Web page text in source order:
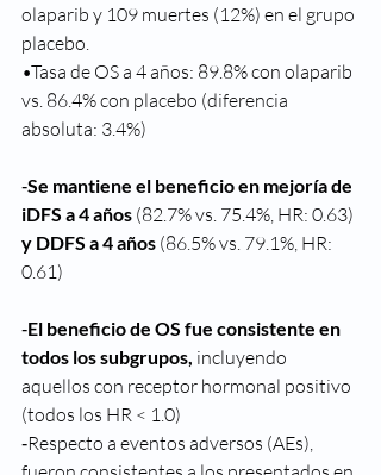
olaparib y 109 muertes (12%) en el grupo
placebo.
•Tasa de OS a 4 años: 89.8% con olaparib
vs. 86.4% con placebo (diferencia
absoluta: 3.4%)
‐Se mantiene el beneficio en mejoría de
iDFS a 4 años (82.7% vs. 75.4%, HR: 0.63)
y DDFS a 4 años (86.5% vs. 79.1%, HR:
0.61)
‐El beneficio de OS fue consistente en
todos los subgrupos, incluyendo
aquellos con receptor hormonal positivo
(todos los HR < 1.0)
‐Respecto a eventos adversos (AEs),